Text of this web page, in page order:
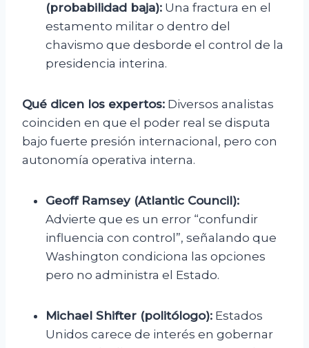
(probabilidad baja): Una fractura en el
estamento militar o dentro del
chavismo que desborde el control de la
presidencia interina.
Qué dicen los expertos: Diversos analistas
coinciden en que el poder real se disputa
bajo fuerte presión internacional, pero con
autonomía operativa interna.
Geoff Ramsey (Atlantic Council):
Advierte que es un error “confundir
influencia con control”, señalando que
Washington condiciona las opciones
pero no administra el Estado.
Michael Shifter (politólogo): Estados
Unidos carece de interés en gobernar